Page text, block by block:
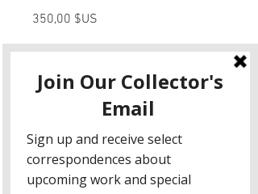
350,00 $US
Quantité *
Ajouter au panier
Commander et payer